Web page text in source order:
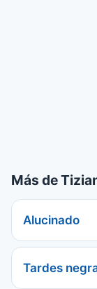
Más de
Alucinado
Tardes